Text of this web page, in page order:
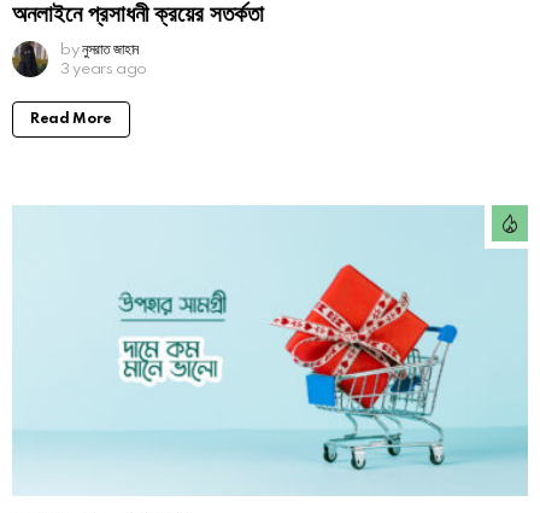
অনলাইনে প্রসাধনী ক্রয়ের সতর্কতা
by নুসরাত জাহান
3 years ago
Read More